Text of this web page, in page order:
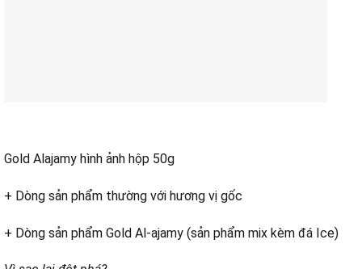
Gold Alajamy hình ảnh hộp 50g
+ Dòng sản phẩm thường với hương vị gốc
+ Dòng sản phẩm Gold Al-ajamy (sản phẩm mix kèm đá Ice)